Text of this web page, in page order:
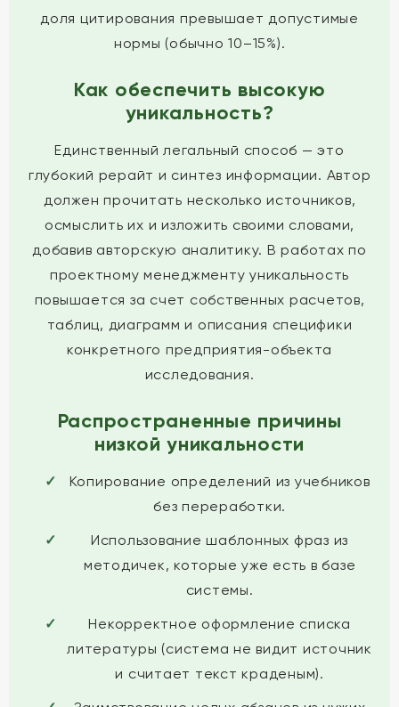
доля цитирования превышает допустимые
нормы (обычно 10–15%).
Как обеспечить высокую
уникальность?
Единственный легальный способ — это
глубокий рерайт и синтез информации. Автор
должен прочитать несколько источников,
осмыслить их и изложить своими словами,
добавив авторскую аналитику. В работах по
проектному менеджменту уникальность
повышается за счет собственных расчетов,
таблиц, диаграмм и описания специфики
конкретного предприятия-объекта
исследования.
Распространенные причины
низкой уникальности
Копирование определений из учебников
без переработки.
Использование шаблонных фраз из
методичек, которые уже есть в базе
системы.
Некорректное оформление списка
литературы (система не видит источник
и считает текст краденым).